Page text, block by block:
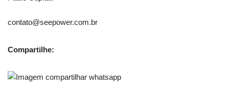
contato@seepower.com.br
Compartilhe: